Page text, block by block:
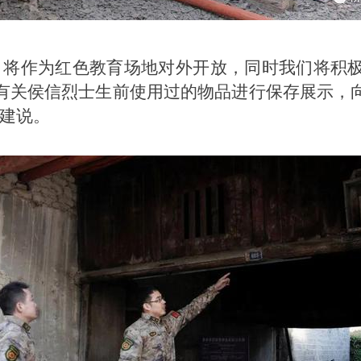
作为红色教育场地对外开放，同时我们将积
关侯信烈士生前使用过的物品进行保存展示，
说。